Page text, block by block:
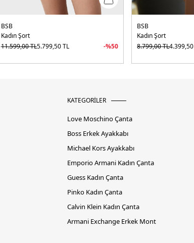
BSB
Kadın Şort
11.599,00TL5.799,50TL -%50
BSB
Kadın Şort
8.799,00TL4.399,50
KATEGORİLER
Love Moschino Çanta
Boss Erkek Ayakkabı
Michael Kors Ayakkabı
Emporio Armani Kadın Çanta
Guess Kadın Çanta
Pinko Kadın Çanta
Calvin Klein Kadın Çanta
Armani Exchange Erkek Mont